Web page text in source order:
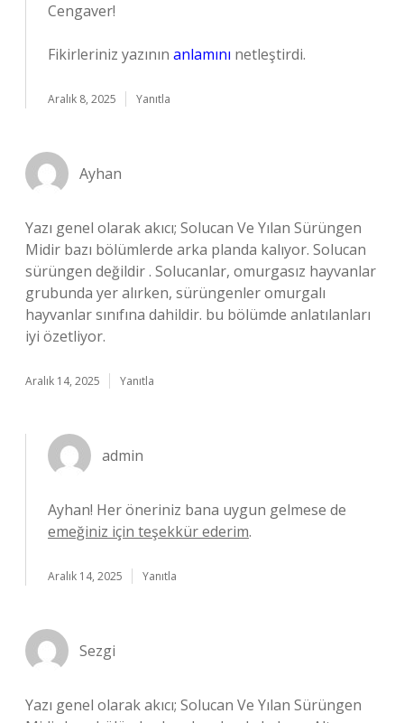
Cengaver!
Fikirleriniz yazının anlamını netleştirdi.
Aralık 8, 2025 Yanıtla
Ayhan
Yazı genel olarak akıcı; Solucan Ve Yılan Sürüngen
Midir bazı bölümlerde arka planda kalıyor. Solucan
sürüngen değildir . Solucanlar, omurgasız hayvanlar
grubunda yer alırken, sürüngenler omurgalı
hayvanlar sınıfına dahildir. bu bölümde anlatılanları
iyi özetliyor.
Aralık 14, 2025 Yanıtla
admin
Ayhan! Her öneriniz bana uygun gelmese de
emeğiniz için teşekkür ederim.
Aralık 14, 2025 Yanıtla
Sezgi
Yazı genel olarak akıcı; Solucan Ve Yılan Sürüngen